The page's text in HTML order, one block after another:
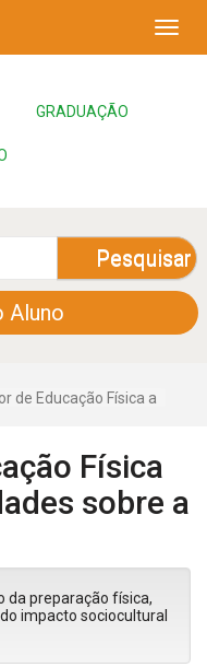
GRADUAÇÃO
Pesquisar
Aluno
de Educação Física a
Física
sobre a
da preparação física,
impacto sociocultural